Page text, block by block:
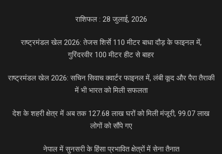
राशिफल : 28 जुलाई, 2026
राष्ट्रमंडल खेल 2026: तेजस शिर्से 110 मीटर बाधा दौड़ के फाइनल में,
गुरिंदरवीर 100 मीटर हीट से बाहर
राष्ट्रमंडल खेल 2026: सचिन सिवाच क्वार्टर फाइनल में, लंबी कूद और पैरा तैराकी
में भी भारत को मिली सफलता
देश के शहरी क्षेत्र में अब तक 127.68 लाख घरों को मिली मंजूरी, 99.07 लाख
लोगों को सौंपे गए
नेपाल में सुनसरी के हिंसा प्रभावित क्षेत्रों में सेना तैनात